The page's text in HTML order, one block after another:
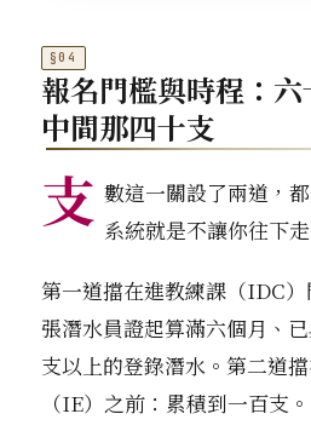
報名門檻與時程：
中間那四十支
支 數這一關設了兩道，
系統就是不讓你往下走
第一道擋在進教練課（IDC
張潛水員證起算滿六個月、
支以上的登錄潛水。第二道
（IE）之前：累積到一百支